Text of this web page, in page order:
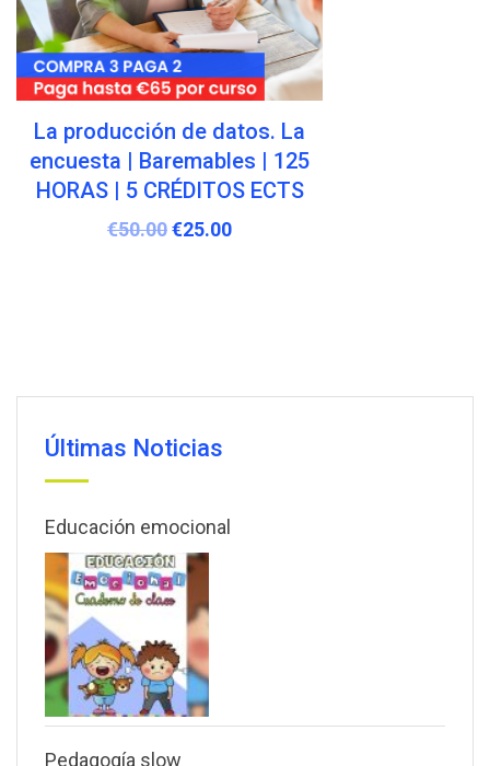
La ciudadanía | Baremables |
125 HORAS | 5 CRÉDITOS
ECTS
€50.00€25.00
Últimas Noticias
Educación emocional
Pedagogía slow